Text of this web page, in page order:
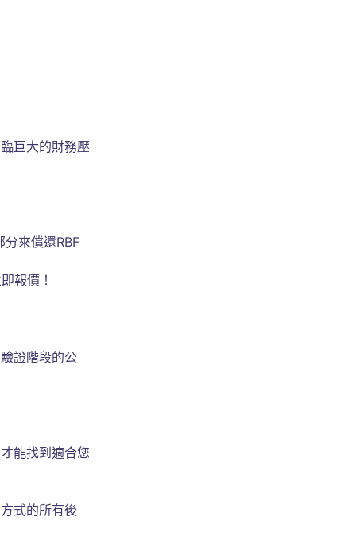
巨大的財務壓
來償還RBF
報價！
證階段的公
能找到適合您
式的所有後